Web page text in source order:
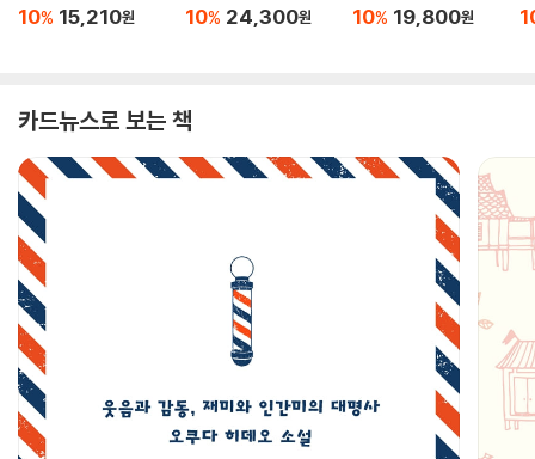
10% 15,210원 10% 24,300원 10% 19,800원
카드뉴스로 보는 책